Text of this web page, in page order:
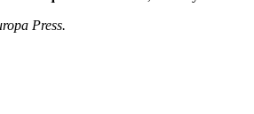
Press.